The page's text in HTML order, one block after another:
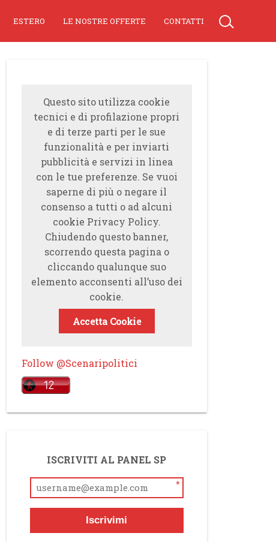
ESTERO LE NOSTRE OFFERTE CONTATTI
Questo sito utilizza cookie
tecnici e di profilazione propri
e di terze parti per le sue
funzionalità e per inviarti
pubblicità e servizi in linea
con le tue preferenze. Se vuoi
saperne di più o negare il
consenso a tutti o ad alcuni
cookie Privacy Policy.
Chiudendo questo banner,
scorrendo questa pagina o
cliccando qualunque suo
elemento acconsenti all’uso dei
cookie.
Accetta Cookie
Follow @Scenaripolitici
ISCRIVITI AL PANEL SP
*
Iscrivimi